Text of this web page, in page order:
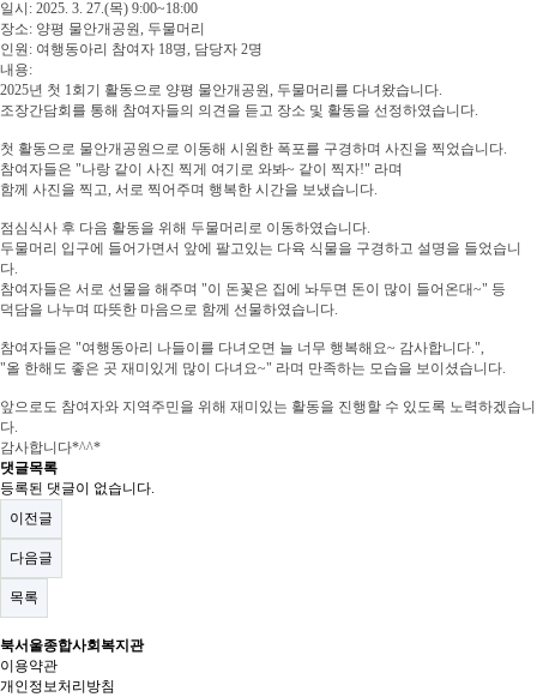
일시: 2025. 3. 27.(목) 9:00~18:00
장소: 양평 물안개공원, 두물머리
인원: 여행동아리 참여자 18명, 담당자 2명
내용:
2025년 첫 1회기 활동으로 양평 물안개공원, 두물머리를 다녀왔습니다.
조장간담회를 통해 참여자들의 의견을 듣고 장소 및 활동을 선정하였습니다.
첫 활동으로 물안개공원으로 이동해 시원한 폭포를 구경하며 사진을 찍었습니다.
참여자들은 "나랑 같이 사진 찍게 여기로 와봐~ 같이 찍자!" 라며
함께 사진을 찍고, 서로 찍어주며 행복한 시간을 보냈습니다.
점심식사 후 다음 활동을 위해 두물머리로 이동하였습니다.
두물머리 입구에 들어가면서 앞에 팔고있는 다육 식물을 구경하고 설명을 들었습니
다.
참여자들은 서로 선물을 해주며 "이 돈꽃은 집에 놔두면 돈이 많이 들어온대~" 등
덕담을 나누며 따뜻한 마음으로 함께 선물하였습니다.
참여자들은 "여행동아리 나들이를 다녀오면 늘 너무 행복해요~ 감사합니다.",
"올 한해도 좋은 곳 재미있게 많이 다녀요~" 라며 만족하는 모습을 보이셨습니다.
앞으로도 참여자와 지역주민을 위해 재미있는 활동을 진행할 수 있도록 노력하겠습니
다.
감사합니다*^^*
댓글목록
등록된 댓글이 없습니다.
이전글
다음글
목록
북서울종합사회복지관
이용약관
개인정보처리방침